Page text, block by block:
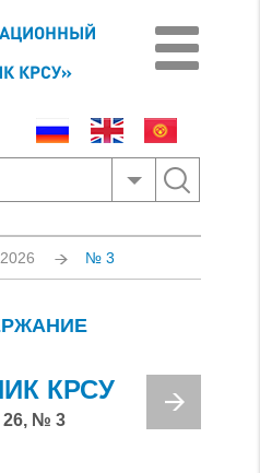
КРСУ»
2026 № 3
КРСУ
26, № 3